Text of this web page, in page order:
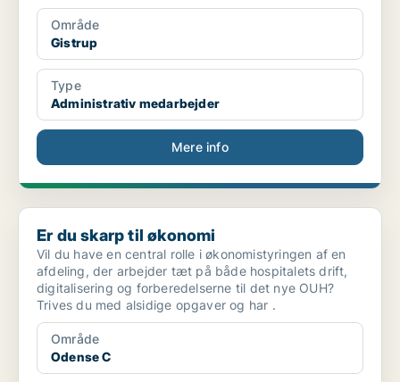
Område
Gistrup
Type
Administrativ medarbejder
Mere info
Er du skarp til økonomi
Er du skarp til økonomi
Vil du have en central rolle i økonomistyringen af en
afdeling, der arbejder tæt på både hospitalets drift,
digitalisering og forberedelserne til det nye OUH?
Trives du med alsidige opgaver og har .
Område
Odense C